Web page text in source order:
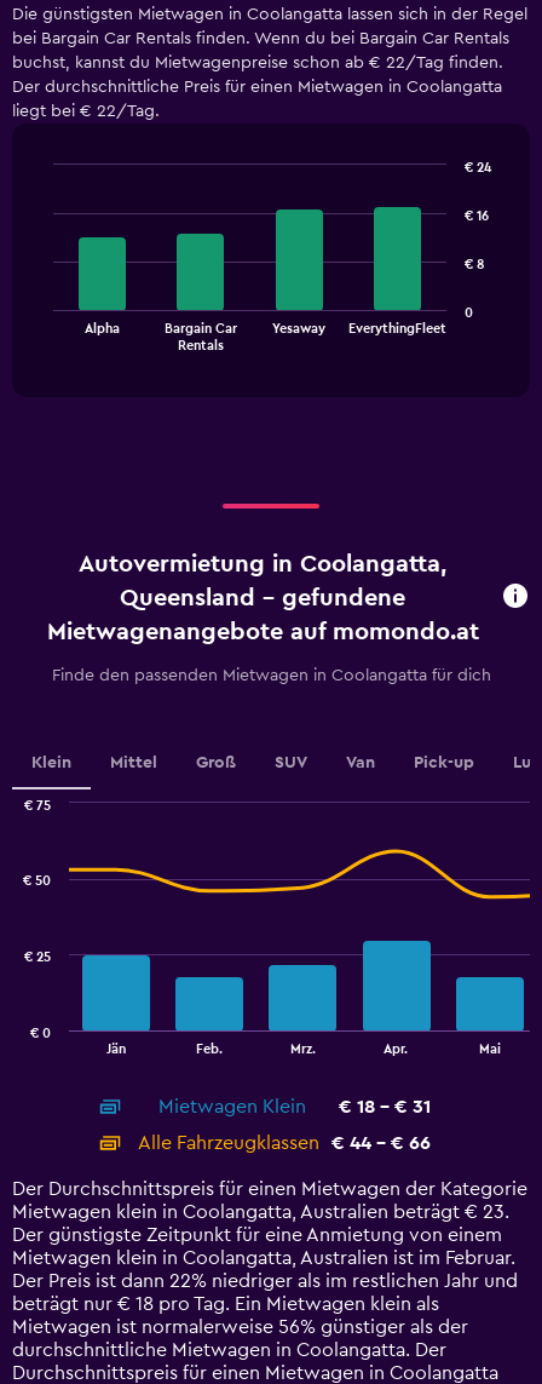
Die günstigsten Mietwagen in Coolangatta lassen sich in der Regel
bei Bargain Car Rentals finden. Wenn du bei Bargain Car Rentals
buchst, kannst du Mietwagenpreise schon ab € 22/Tag finden.
Der durchschnittliche Preis für einen Mietwagen in Coolangatta
liegt bei € 22/Tag.
bars.
The
chart
axis
Range:
0
to
Alpha
Bargain Car
Rentals
Yesaway EverythingFleet
0
€ 8
€ 16
€ 24
Autovermietung in Coolangatta,
Queensland - gefundene
Mietwagenangebote auf momondo.at
Finde den passenden Mietwagen in Coolangatta für dich
Klein Mittel Groß SUV Van Pick-up
displaying
categories.
14
categories.
The
chart
has
1
Y
axis
displaying
Jän Feb. Mrz. Apr. Mai
€ 0
€ 25
€ 50
€ 75
End
Mietwagen Klein
€ 18 - € 31
Alle Fahrzeugklassen
€ 44 - € 66
Der Durchschnittspreis für einen Mietwagen der Kategorie
Mietwagen klein in Coolangatta, Australien beträgt € 23.
Der günstigste Zeitpunkt für eine Anmietung von einem
Mietwagen klein in Coolangatta, Australien ist im Februar.
Der Preis ist dann 22% niedriger als im restlichen Jahr und
beträgt nur € 18 pro Tag. Ein Mietwagen klein als
Mietwagen ist normalerweise 56% günstiger als der
durchschnittliche Mietwagen in Coolangatta. Der
Durchschnittspreis für einen Mietwagen in Coolangatta